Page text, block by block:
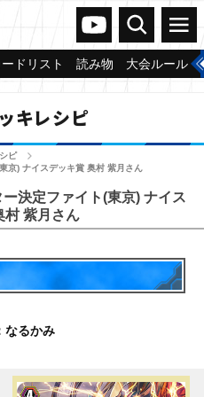
ヴァンガードch
検索 メニュー
ドリスト 読み物 大会ルール
キレシピ
ピ
京) ナイスデッキ賞 奥村 紫月さん
決定ファイト(東京) ナイス
村 紫月さん
なるかみ